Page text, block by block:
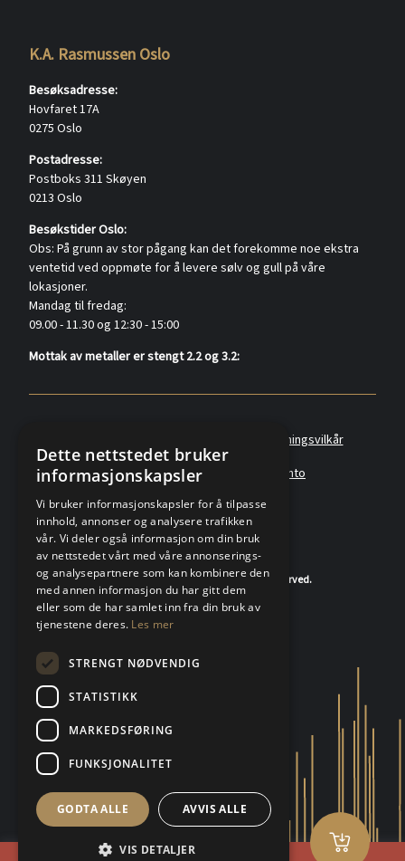
K.A. Rasmussen Oslo
Besøksadresse:
Hovfaret 17A
0275 Oslo
Postadresse:
Postboks 311 Skøyen
0213 Oslo
Besøkstider Oslo:
Obs: På grunn av stor pågang kan det forekomme noe ekstra
ventetid ved oppmøte for å levere sølv og gull på våre
lokasjoner.
Mandag til fredag:
09.00 - 11.30 og 12:30 - 15:00
Mottak av metaller er stengt 2.2 og 3.2:
Forretningsvilkår
Angreskjema
Om oss Metallkonto
© 2020-2026 K.A.Rasmussen. All rights reserved.
Dette nettstedet bruker
informasjonskapsler
Vi bruker informasjonskapsler for å tilpasse
innhold, annonser og analysere trafikken
vår. Vi deler også informasjon om din bruk
av nettstedet vårt med våre annonserings-
og analysepartnere som kan kombinere den
med annen informasjon du har gitt dem
eller som de har samlet inn fra din bruk av
tjenestene deres. Les mer
STRENGT NØDVENDIG
STATISTIKK
MARKEDSFØRING
FUNKSJONALITET
GODTA ALLE AVVIS ALLE
VIS DETALJER